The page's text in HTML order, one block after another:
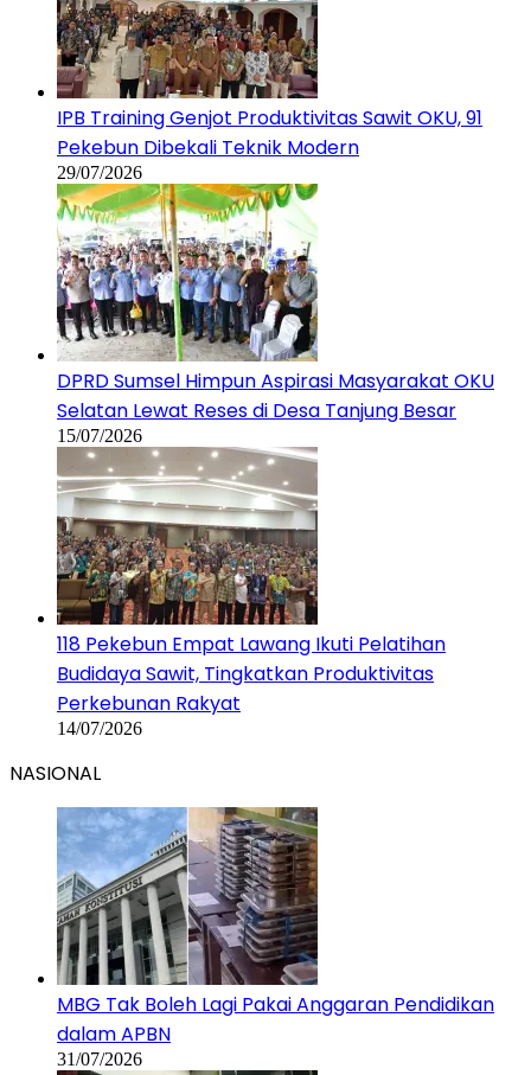
IPB Training Genjot Produktivitas Sawit OKU, 91
Pekebun Dibekali Teknik Modern
29/07/2026
DPRD Sumsel Himpun Aspirasi Masyarakat OKU
Selatan Lewat Reses di Desa Tanjung Besar
15/07/2026
118 Pekebun Empat Lawang Ikuti Pelatihan
Budidaya Sawit, Tingkatkan Produktivitas
Perkebunan Rakyat
14/07/2026
NASIONAL
MBG Tak Boleh Lagi Pakai Anggaran Pendidikan
dalam APBN
31/07/2026